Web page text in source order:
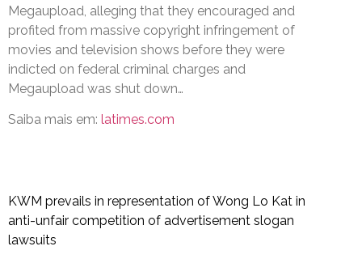
Megaupload, alleging that they encouraged and
profited from massive copyright infringement of
movies and television shows before they were
indicted on federal criminal charges and
Megaupload was shut down…
Saiba mais em: latimes.com
KWM prevails in representation of Wong Lo Kat in
anti-unfair competition of advertisement slogan
lawsuits